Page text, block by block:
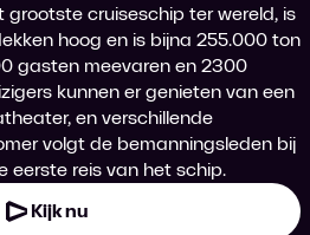
grootste cruiseschip ter wereld, is
hoog en is bijna 255.000 ton
gasten meevaren en 2300
kunnen er genieten van een
en verschillende
volgt de bemanningsleden bij
eerste reis van het schip.
Kijk nu